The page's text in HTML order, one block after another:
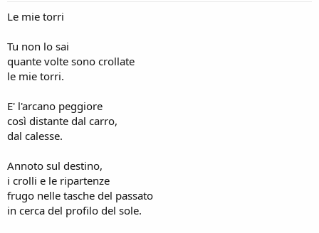
Le mie torri
Tu non lo sai
quante volte sono crollate
le mie torri.
E' l'arcano peggiore
così distante dal carro,
dal calesse.
Annoto sul destino,
i crolli e le ripartenze
frugo nelle tasche del passato
in cerca del profilo del sole.